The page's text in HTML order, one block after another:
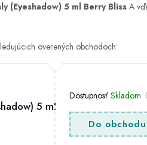
(Eyeshadow) 5 ml Berry Bliss A
overených obchodoch:
5 ml
DostupnosťSkladom
Do obchodu